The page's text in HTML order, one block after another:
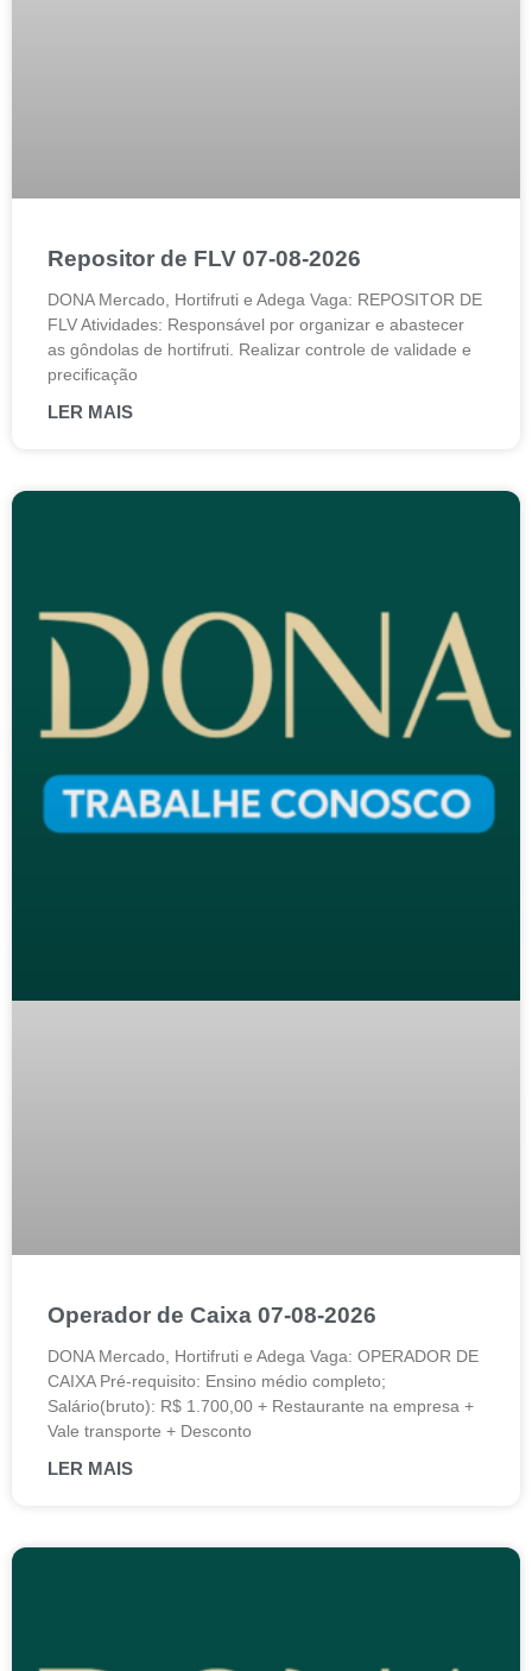
Repositor de FLV 07-08-2026
DONA Mercado, Hortifruti e Adega Vaga: REPOSITOR DE
FLV Atividades: Responsável por organizar e abastecer
as gôndolas de hortifruti. Realizar controle de validade e
precificação
LER MAIS
Operador de Caixa 07-08-2026
DONA Mercado, Hortifruti e Adega Vaga: OPERADOR DE
CAIXA Pré-requisito: Ensino médio completo;
Salário(bruto): R$ 1.700,00 + Restaurante na empresa +
Vale transporte + Desconto
LER MAIS